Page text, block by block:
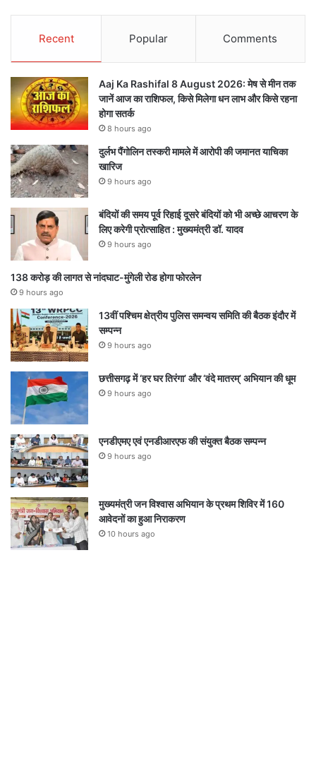
Recent Popular Comments
Aaj Ka Rashifal 8 August 2026: मेष से मीन तक
जानें आज का राशिफल, किसे मिलेगा धन लाभ और किसे रहना
होगा सतर्क
8 hours ago
दुर्लभ पैंगोलिन तस्करी मामले में आरोपी की जमानत याचिका
खारिज
9 hours ago
बंदियों की समय पूर्व रिहाई दूसरे बंदियों को भी अच्छे आचरण के
लिए करेगी प्रोत्साहित : मुख्यमंत्री डॉ. यादव
9 hours ago
138 करोड़ की लागत से नांदघाट-मुंगेली रोड होगा फोरलेन
9 hours ago
13वीं पश्चिम क्षेत्रीय पुलिस समन्वय समिति की बैठक इंदौर में
सम्पन्न
9 hours ago
छत्तीसगढ़ में ‘हर घर तिरंगा’ और ‘वंदे मातरम्’ अभियान की धूम
9 hours ago
एनडीएमए एवं एनडीआरएफ की संयुक्त बैठक सम्पन्न
9 hours ago
मुख्यमंत्री जन विश्वास अभियान के प्रथम शिविर में 160
आवेदनों का हुआ निराकरण
10 hours ago